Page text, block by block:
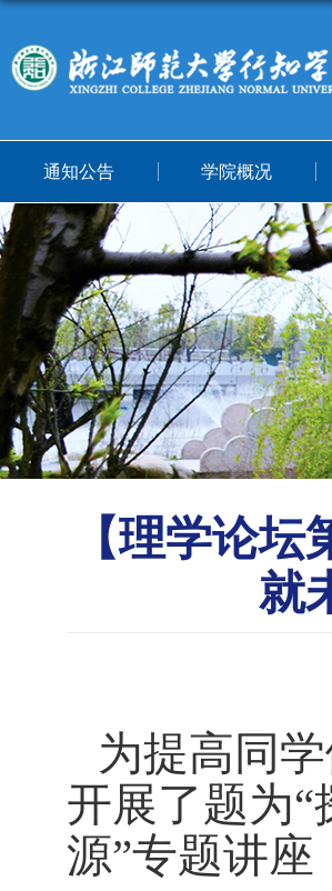
通知公告 学院概况
【理学论
就
为提高同
开展了题为
源”专题讲座